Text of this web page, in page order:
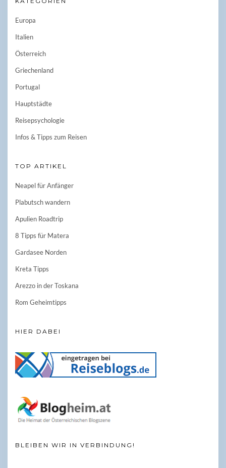
Europa
Italien
Österreich
Griechenland
Portugal
Hauptstädte
Reisepsychologie
Infos & Tipps zum Reisen
TOP ARTIKEL
Neapel für Anfänger
Plabutsch wandern
Apulien Roadtrip
8 Tipps für Matera
Gardasee Norden
Kreta Tipps
Arezzo in der Toskana
Rom Geheimtipps
HIER DABEI
BLEIBEN WIR IN VERBINDUNG!